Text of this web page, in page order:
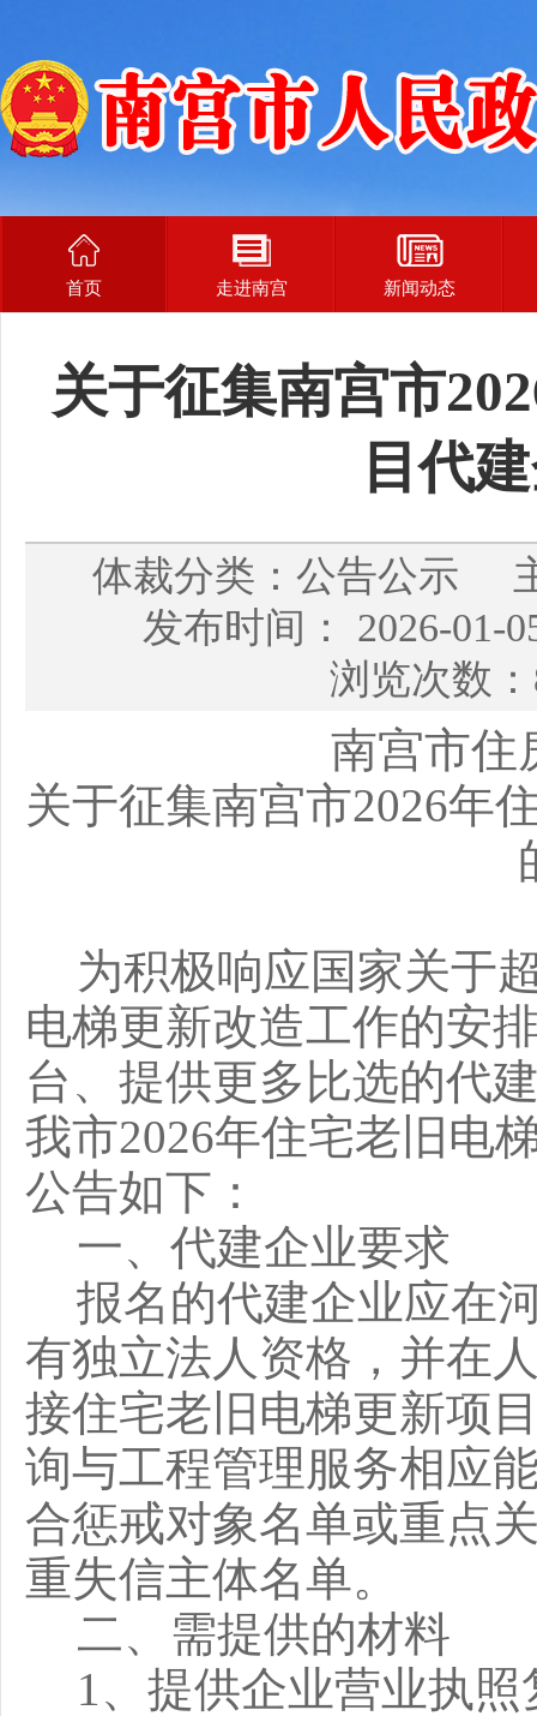
首页 走进南宫 新闻动态
关于征集南宫市
目代
体裁分类：公告公示
发布时间： 2026-01-
浏览次数
南宫市住
关于征集南宫市2026年
为积极响应国家关于
电梯更新改造工作的安
台、提供更多比选的代
我市2026年住宅老旧电
公告如下：
一、代建企业要求
报名的代建企业应在
有独立法人资格，并在
接住宅老旧电梯更新项
询与工程管理服务相应
合惩戒对象名单或重点
重失信主体名单。
二、需提供的材料
1、提供企业营业执